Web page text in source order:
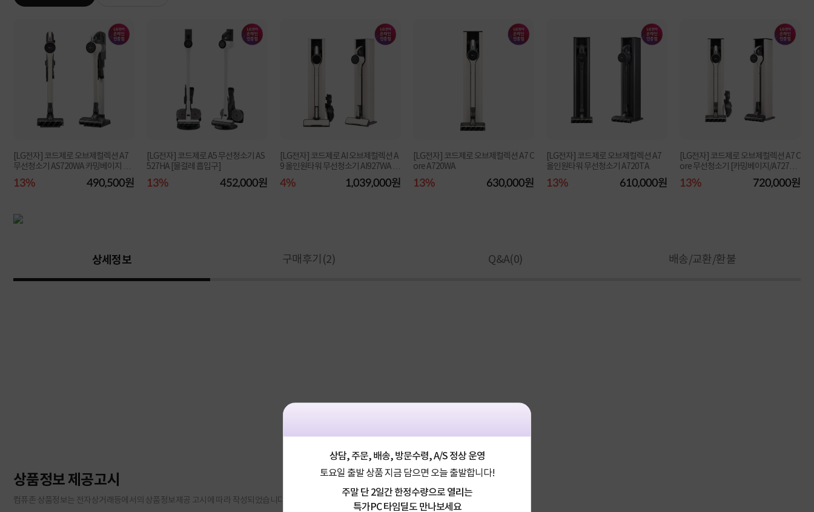
상담, 주문, 배송, 방문수령, A/S 정상 운영
토요일 출발 상품 지금 담으면 오늘 출발합니다!
주말 단 2일간 한정수량으로 열리는
특가PC 타임딜도 만나보세요
[LG전자] 코드제로 오브제컬렉션 A7
무선청소기 AS720WA 카밍베이지 단
품
13% 490,500원
[LG전자] 코드제로 A5 무선청소기 AS
527HA [물걸레 흡입구]
13% 452,000원
[LG전자] 코드제로 AI 오브제컬렉션 A
9 올인원타워 무선청소기 AI927WA 카
밍베이지
4% 1,039,000원
[LG전자] 코드제로 오브제컬렉션 A7 C
ore A720WA
13% 630,000원
[LG전자] 코드제로 오브제컬렉션 A7
올인원타워 무선청소기 A720TA
13% 610,000원
[LG전자] 코드제로 오브제컬렉션 A7 C
ore 무선청소기 [카밍베이지/A727W
A]
13% 720,000원
상세정보 구매후기(2) Q&A(0) 배송/교환/환불
상품정보 제공고시
컴퓨존 상품정보는 전자상거래등에서의 상품정보제공 고시에 따라 작성되었습니다.